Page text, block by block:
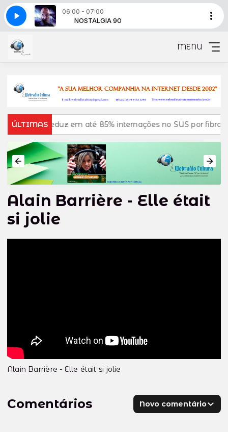
06:00 - 07:00
90 NOSTALGIA 90
DAS 06 HORAS CULTURA NOTÍCIAS - EDIÇÃO DAS 06 HORAS
MENU
ÚLTIMAS
reduz em até 85% internações no SUS por fibrose cística
Alain Barrière - Elle était
si jolie
Alain Barrière - Elle était si jolie
Comentários Novo comentário